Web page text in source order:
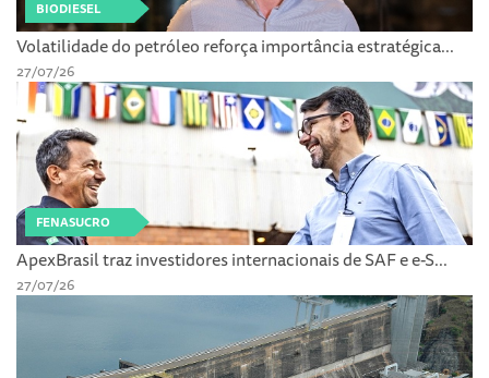
BIODIESEL
Volatilidade do petróleo reforça importância estratégica...
27/07/26
FENASUCRO
ApexBrasil traz investidores internacionais de SAF e e-S...
27/07/26